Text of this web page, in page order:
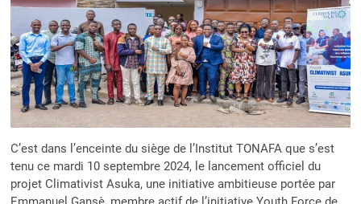
C’est dans l’enceinte du siège de l’Institut TONAFA que s’est
tenu ce mardi 10 septembre 2024, le lancement officiel du
projet Climativist Asuka, une initiative ambitieuse portée par